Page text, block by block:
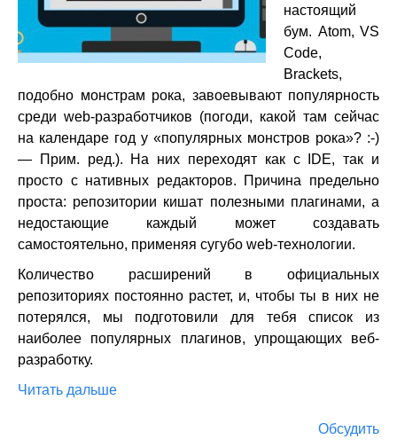
настоящий
бум. Atom, VS
Code,
Brackets,
подобно монстрам рока, завоевывают популярность
среди web-разработчиков (погоди, какой там сейчас
на календаре год у «популярных монстров рока»? :-)
— Прим. ред.). На них переходят как с IDE, так и
просто с нативных редакторов. Причина предельно
проста: репозитории кишат полезными плагинами, а
недостающие каждый может создавать
самостоятельно, применяя сугубо web-технологии.
Количество расширений в официальных
репозиториях постоянно растет, и, чтобы ты в них не
потерялся, мы подготовили для тебя список из
наиболее популярных плагинов, упрощающих веб-
разработку.
Читать дальше
Обсудить